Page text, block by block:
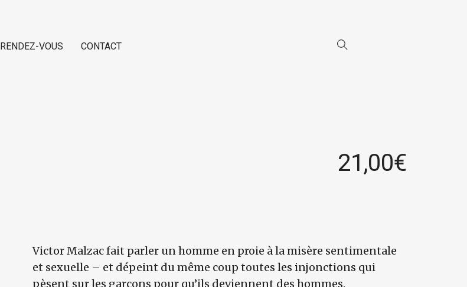
RENDEZ-VOUS CONTACT
21,00€
Victor Malzac fait parler un homme en proie à la misère sentimentale
et sexuelle – et dépeint du même coup toutes les injonctions qui
pèsent sur les garçons pour qu’ils deviennent des hommes.